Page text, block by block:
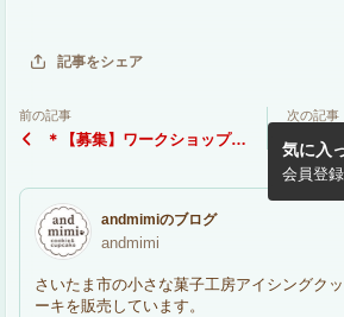
記事をシェア
前の記事
＊【募集】ワークショップの
次の記事
andmimiのブログ
andmimi
さいたま市の小さな菓子工房アイシングク
ーキを販売しています。
気に入
会員登